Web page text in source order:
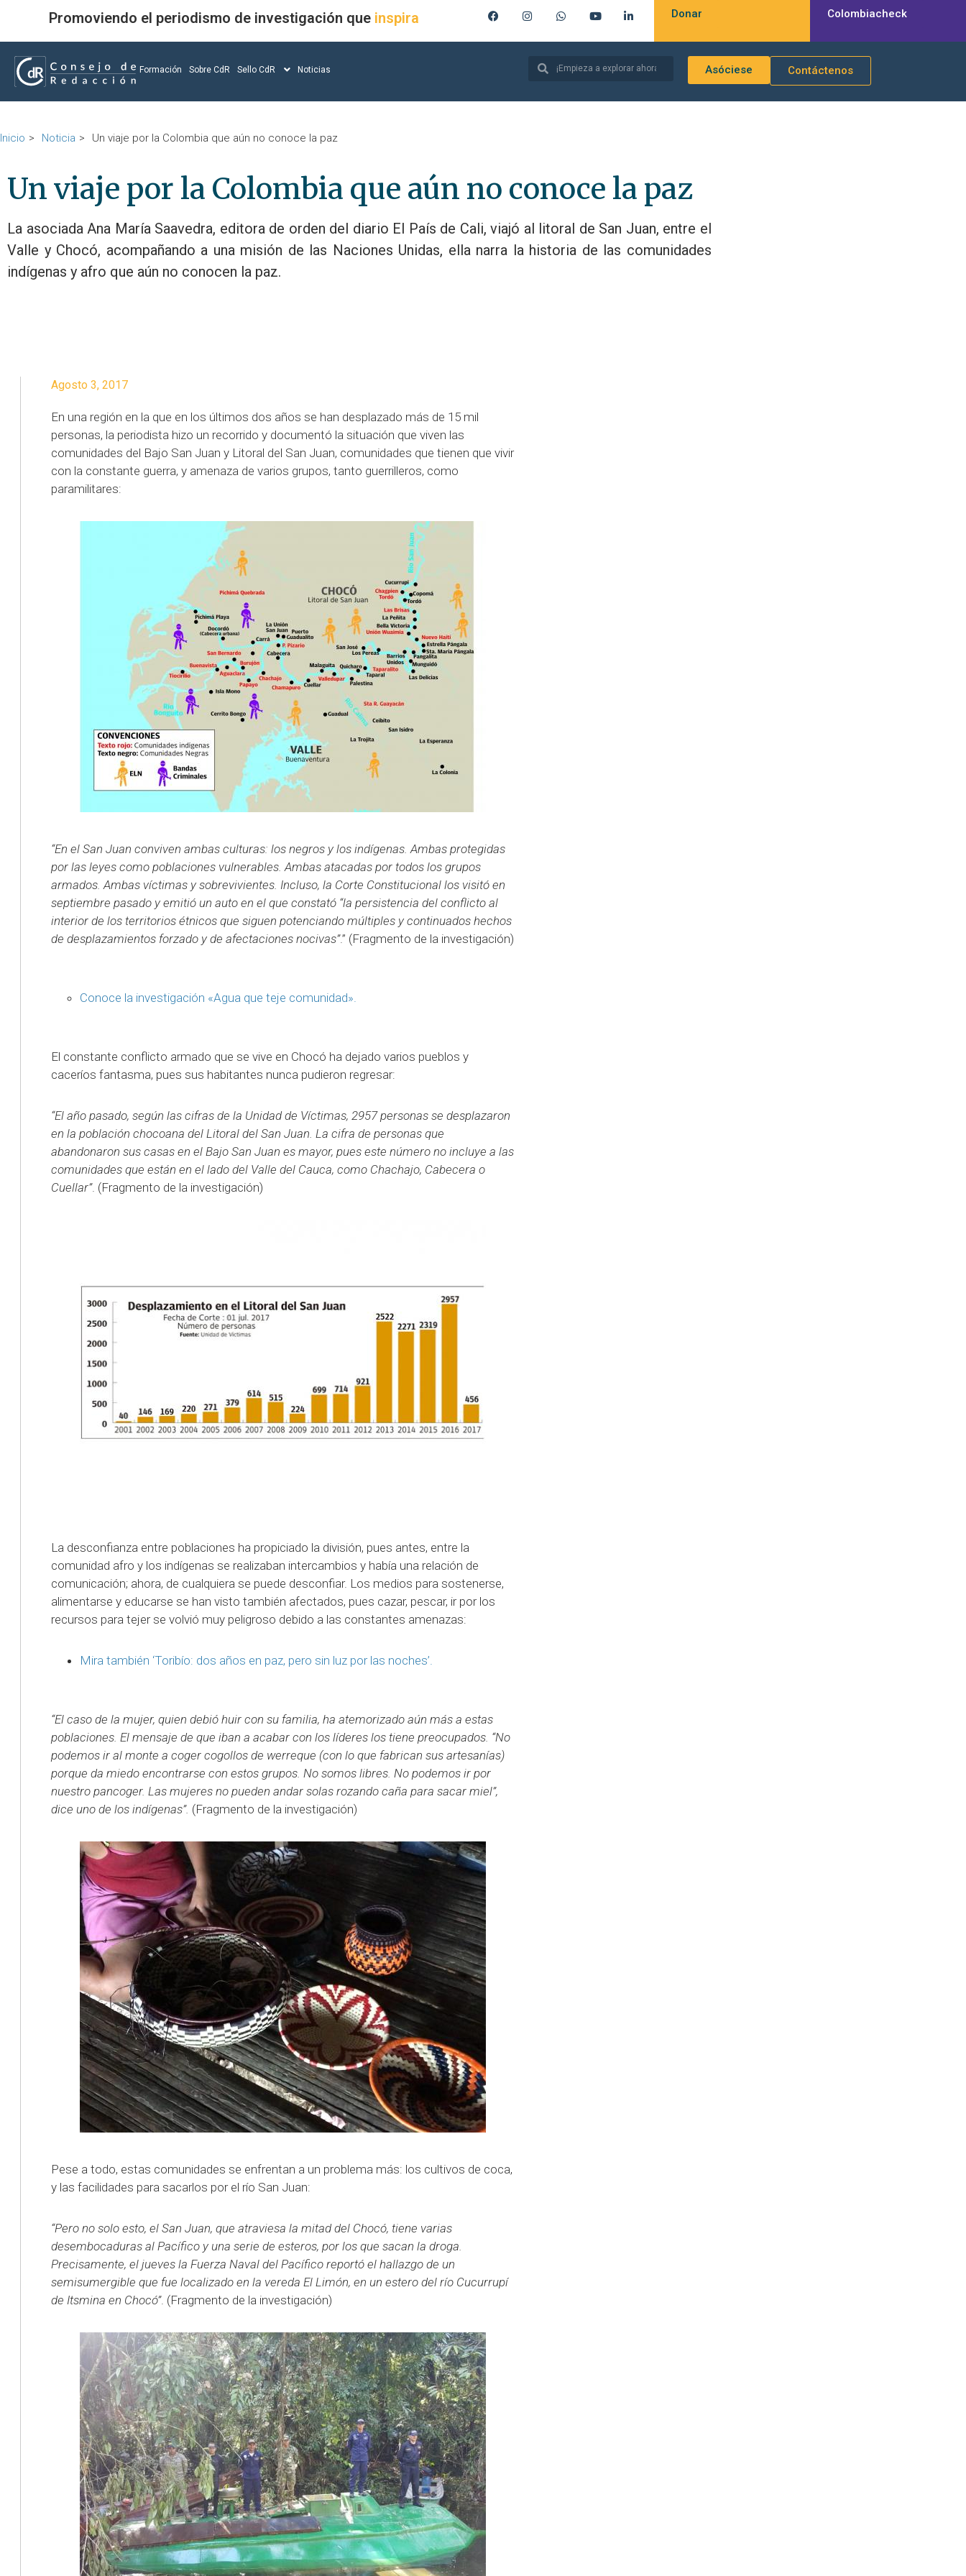
Promoviendo el periodismo de investigación que
inspira
entrena Donar Colombiacheck
Formación Sobre CdR Sello CdR Noticias Asóciese Contáctenos
Inicio Noticia Un viaje por la Colombia que aún no conoce la paz
Un viaje por la Colombia que aún no conoce la paz
La asociada Ana María Saavedra, editora de orden del diario El País de Cali, viajó al litoral de San Juan, entre el
Valle y Chocó, acompañando a una misión de las Naciones Unidas, ella narra la historia de las comunidades
indígenas y afro que aún no conocen la paz.
Agosto 3, 2017
En una región en la que en los últimos dos años se han desplazado más de 15 mil
personas, la periodista hizo un recorrido y documentó la situación que viven las
comunidades del Bajo San Juan y Litoral del San Juan, comunidades que tienen que vivir
con la constante guerra, y amenaza de varios grupos, tanto guerrilleros, como
paramilitares:
“En el San Juan conviven ambas culturas: los negros y los indígenas. Ambas protegidas
por las leyes como poblaciones vulnerables. Ambas atacadas por todos los grupos
armados. Ambas víctimas y sobrevivientes. Incluso, la Corte Constitucional los visitó en
septiembre pasado y emitió un auto en el que constató “la persistencia del conflicto al
interior de los territorios étnicos que siguen potenciando múltiples y continuados hechos
de desplazamientos forzado y de afectaciones nocivas”.” (Fragmento de la investigación)
Conoce la investigación «Agua que teje comunidad».
El constante conflicto armado que se vive en Chocó ha dejado varios pueblos y
caceríos fantasma, pues sus habitantes nunca pudieron regresar:
“El año pasado, según las cifras de la Unidad de Víctimas, 2957 personas se desplazaron
en la población chocoana del Litoral del San Juan. La cifra de personas que
abandonaron sus casas en el Bajo San Juan es mayor, pues este número no incluye a las
comunidades que están en el lado del Valle del Cauca, como Chachajo, Cabecera o
Cuellar”. (Fragmento de la investigación)
La desconfianza entre poblaciones ha propiciado la división, pues antes, entre la
comunidad afro y los indígenas se realizaban intercambios y había una relación de
comunicación; ahora, de cualquiera se puede desconfiar. Los medios para sostenerse,
alimentarse y educarse se han visto también afectados, pues cazar, pescar, ir por los
recursos para tejer se volvió muy peligroso debido a las constantes amenazas:
Mira también ‘Toribío: dos años en paz, pero sin luz por las noches’.
“El caso de la mujer, quien debió huir con su familia, ha atemorizado aún más a estas
poblaciones. El mensaje de que iban a acabar con los líderes los tiene preocupados. “No
podemos ir al monte a coger cogollos de werreque (con lo que fabrican sus artesanías)
porque da miedo encontrarse con estos grupos. No somos libres. No podemos ir por
nuestro pancoger. Las mujeres no pueden andar solas rozando caña para sacar miel”,
dice uno de los indígenas”. (Fragmento de la investigación)
Pese a todo, estas comunidades se enfrentan a un problema más: los cultivos de coca,
y las facilidades para sacarlos por el río San Juan:
“Pero no solo esto, el San Juan, que atraviesa la mitad del Chocó, tiene varias
desembocaduras al Pacífico y una serie de esteros, por los que sacan la droga.
Precisamente, el jueves la Fuerza Naval del Pacífico reportó el hallazgo de un
semisumergible que fue localizado en la vereda El Limón, en un estero del río Cucurrupí
de Itsmina en Chocó”. (Fragmento de la investigación)